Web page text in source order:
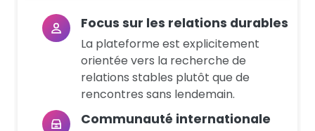
Focus sur les relations durables
La plateforme est explicitement
orientée vers la recherche de
relations stables plutôt que de
rencontres sans lendemain.
Communauté internationale